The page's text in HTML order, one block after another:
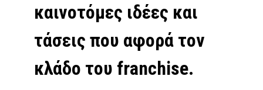
καινοτόμες ιδέες και
τάσεις που αφορά τον
κλάδο του franchise.